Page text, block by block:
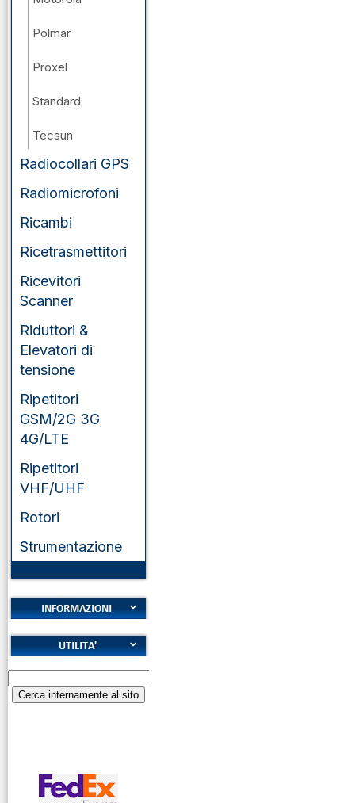
Polmar
Proxel
Standard
Tecsun
Wouxun
Yaesu
Radiocollari GPS
Radiomicrofoni
Ricambi
Ricetrasmettitori
Ricevitori
Scanner
Riduttori &
Elevatori di
tensione
Ripetitori
GSM/2G 3G
4G/LTE
Ripetitori
VHF/UHF
Rotori
Strumentazione
Cookies
Diritto di recesso
Garanzie
Alfabeto Fonetico
ICAO
Codice Q
Come si usa un